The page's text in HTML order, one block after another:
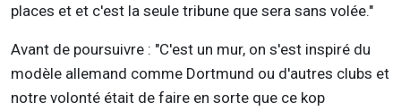
places et et c'est la seule tribune que sera sans volée."
Avant de poursuivre : "C'est un mur, on s'est inspiré du
modèle allemand comme Dortmund ou d'autres clubs et
notre volonté était de faire en sorte que ce kop